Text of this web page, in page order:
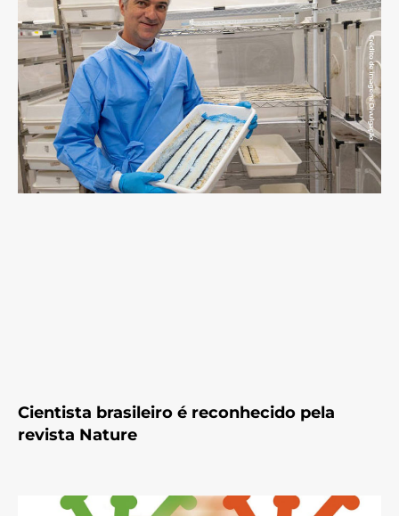
Cientista brasileiro é reconhecido pela
revista Nature